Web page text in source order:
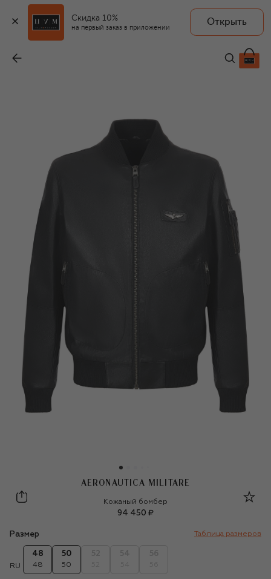
Скидка 10%
на первый заказ в приложении
Открыть
AERONAUTICA MILITARE
94 450 ₽
AERONAUTICA MILITARE
Aeronautica Militare
Кожаный бомбер
94 450 ₽
Размер Таблица размеров
RU
48
48
50
50